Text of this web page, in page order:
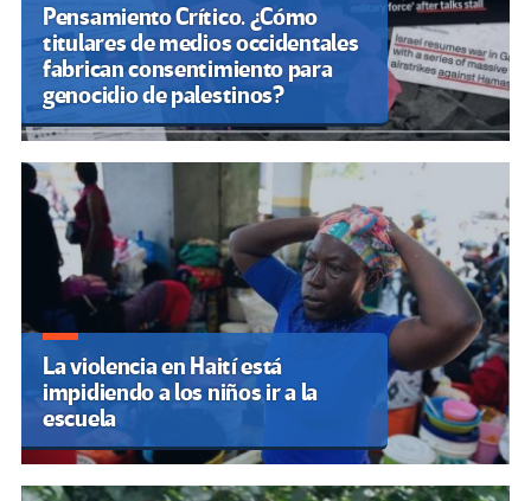
Pensamiento Crítico. ¿Cómo
titulares de medios occidentales
fabrican consentimiento para
genocidio de palestinos?
La violencia en Haití está
impidiendo a los niños ir a la
escuela